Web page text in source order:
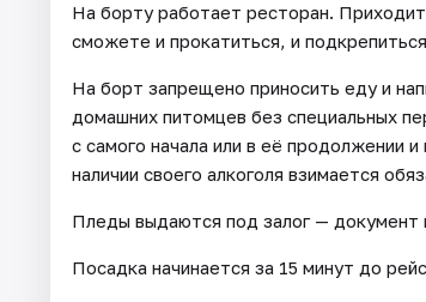
На борту работает ресторан.
сможете и прокатиться, и
На борт запрещено приносить еду и
домашних питомцев без специальных
с самого начала или в её продолжении
наличии своего алкоголя взимается
Пледы выдаются под залог — документ
Посадка начинается за 15 минут до